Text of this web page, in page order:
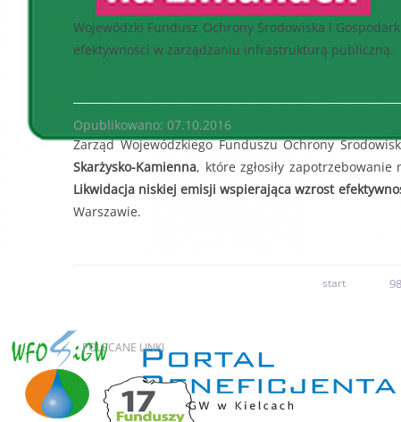
Wojewódzki Fundusz Ochrony Środowiska i
efektywności w zarządzaniu infrastrukturą publiczną.
Opublikowano: 07.10.2016
Zarząd Wojewódzkiego Funduszu Ochrony
Skarżysko-Kamienna, które zgłosiły
Likwidacja niskiej emisji wspierająca wzrost
Warszawie.
start 98
POLECANE LINKI